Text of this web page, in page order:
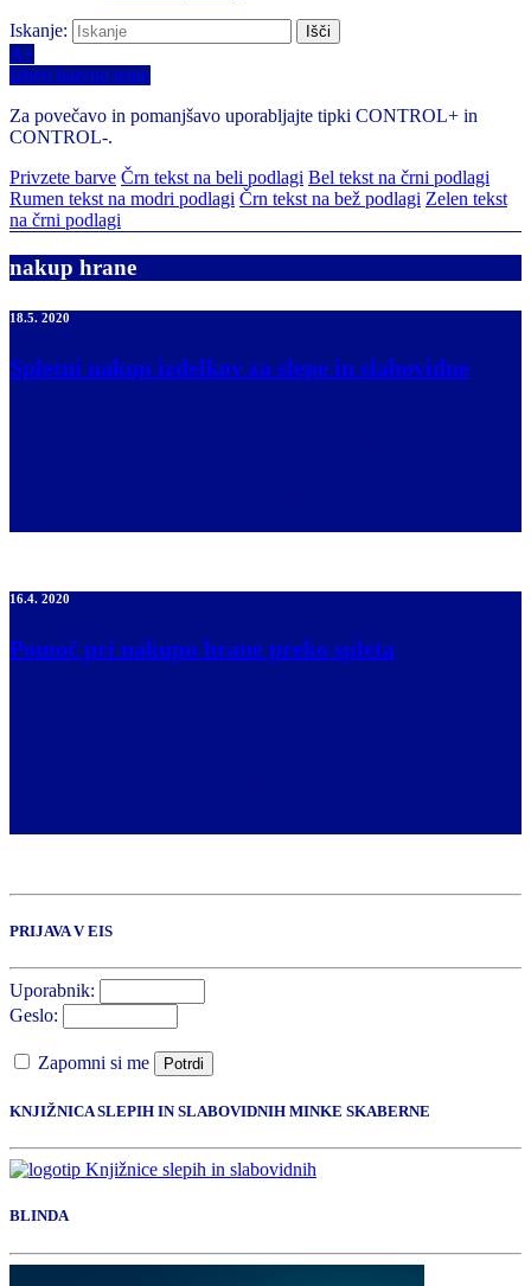
Iskanje:
A+
Izberi barvno temo
Za povečavo in pomanjšavo uporabljajte tipki CONTROL+ in
CONTROL-.
Privzete barve Črn tekst na beli podlagi Bel tekst na črni podlagi
Rumen tekst na modri podlagi Črn tekst na bež podlagi Zelen tekst
na črni podlagi
nakup hrane
18.5. 2020
Spletni nakup izdelkov za slepe in slabovidne
16.4. 2020
Pomoč pri nakupu hrane preko spleta
PRIJAVA V EIS
Uporabnik:
Geslo:
Zapomni si me Potrdi
KNJIŽNICA SLEPIH IN SLABOVIDNIH MINKE SKABERNE
BLINDA